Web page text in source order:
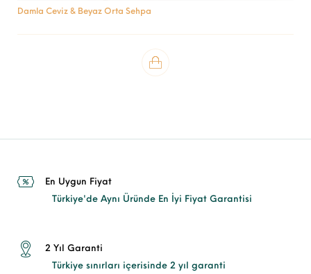
Damla Ceviz & Beyaz Orta Sehpa
En Uygun Fiyat
Türkiye'de Aynı Üründe En İyi Fiyat Garantisi
2 Yıl Garanti
Türkiye sınırları içerisinde 2 yıl garanti